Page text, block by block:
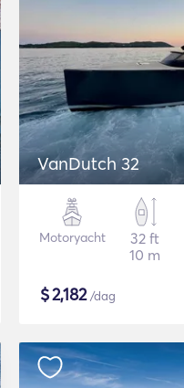
VanDutch 32
Motoryacht
32 ft
10 m
$2,182/dag